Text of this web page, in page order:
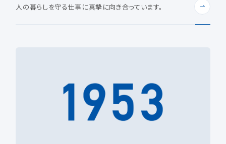
人の暮らしを守る仕事に真摯に向き合っています。